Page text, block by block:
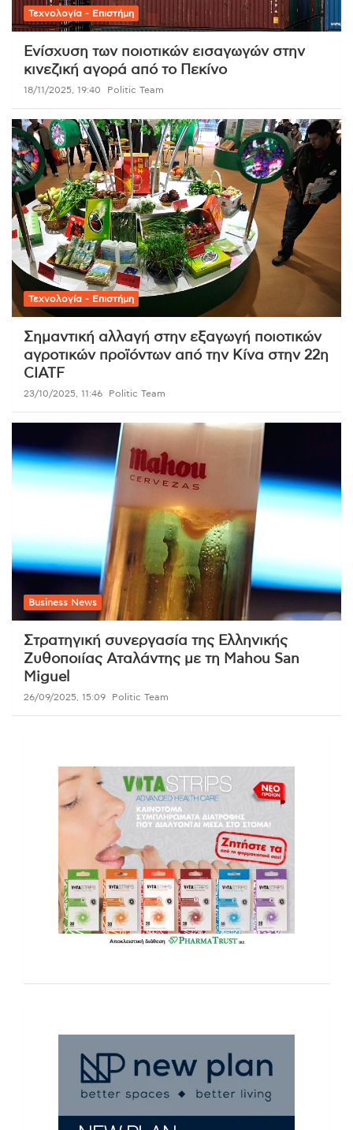
Τεχνολογία - Επιστήμη
Ενίσχυση των ποιοτικών εισαγωγών στην
κινεζική αγορά από το Πεκίνο
18/11/2025, 19:40 Politic Team
Τεχνολογία - Επιστήμη
Σημαντική αλλαγή στην εξαγωγή ποιοτικών
αγροτικών προϊόντων από την Κίνα στην 22η
CIATF
23/10/2025, 11:46 Politic Team
Business News
Στρατηγική συνεργασία της Ελληνικής
Ζυθοποιίας Αταλάντης με τη Mahou San
Miguel
26/09/2025, 15:09 Politic Team